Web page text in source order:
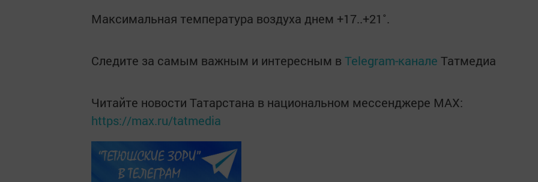
Максимальная температура воздуха днем +17..+21˚.
Следите за самым важным и интересным в Telegram-канале Татмедиа
Читайте новости Татарстана в национальном мессенджере MАХ:
https://max.ru/tatmedia